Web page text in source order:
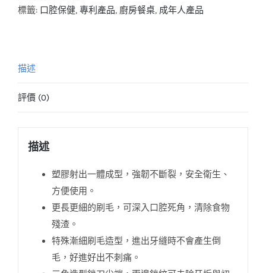
刷
標籤: 口腔保健, 專利產品, 廚房餐桌, 成年人產品
描述
評價 (0)
描述
塑膠射出一體成型，強韌不斷裂，安全衛生、
方便使用。
更長更細的刷毛，可深入口腔死角，清除食物
殘渣。
特殊漸細刷毛造型，進出牙縫時不會產生倒
毛，好進好出不刺痛。